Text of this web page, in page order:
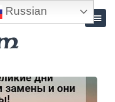
Russian